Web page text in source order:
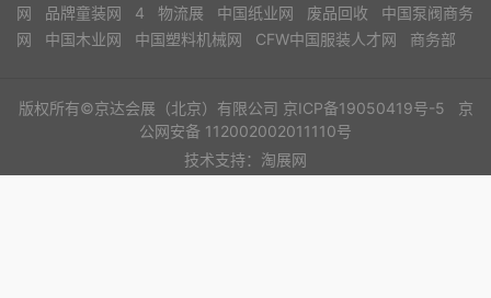
网
品牌童装网 4 物流展 中国纸业网 废品回收
中国泵阀商务
网
中国木业网 中国塑料机械网 CFW中国服装人才网 商务部
版权所有©京达会展（北京）有限公司 京ICP备19050419号-5
京
公网安备 112002002011110号
技术支持：淘展网